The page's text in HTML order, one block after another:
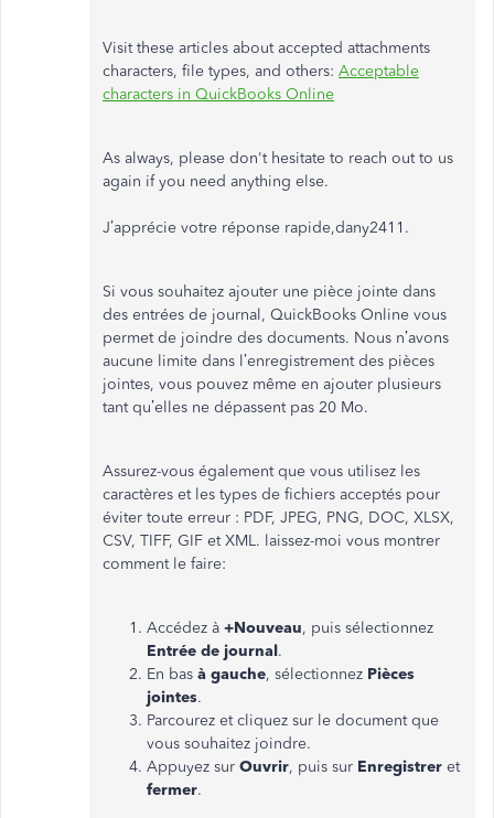
Visit these articles about accepted attachments
characters, file types, and others: Acceptable
characters in QuickBooks Online
As always, please don't hesitate to reach out to us
again if you need anything else.
J’apprécie votre réponse rapide,dany2411.
Si vous souhaitez ajouter une pièce jointe dans
des entrées de journal, QuickBooks Online vous
permet de joindre des documents. Nous n’avons
aucune limite dans l’enregistrement des pièces
jointes, vous pouvez même en ajouter plusieurs
tant qu’elles ne dépassent pas 20 Mo.
Assurez-vous également que vous utilisez les
caractères et les types de fichiers acceptés pour
éviter toute erreur : PDF, JPEG, PNG, DOC, XLSX,
CSV, TIFF, GIF et XML. laissez-moi vous montrer
comment le faire:
Accédez à +Nouveau, puis sélectionnez
Entrée de journal.
En bas à gauche, sélectionnez Pièces
jointes.
Parcourez et cliquez sur le document que
vous souhaitez joindre.
Appuyez sur Ouvrir, puis sur Enregistrer et
fermer.